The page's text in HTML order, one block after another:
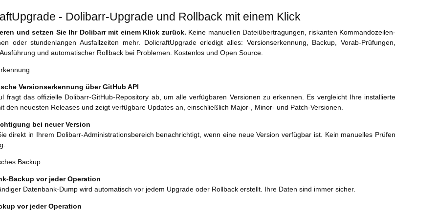
- Dolibarr-Upgrade und Rollback mit einem Klick
und setzen Sie Ihr Dolibarr mit einem Klick zurück. Keine manuellen Dateiübertragungen, riskanten Kommandozeilen-
oder stundenlangen Ausfallzeiten mehr. DolicraftUpgrade erledigt alles: Versionserkennung, Backup, Vorab-Prüfungen,
und automatischer Rollback bei Problemen. Kostenlos und Open Source.
Versionserkennung über GitHub API
fragt das offizielle Dolibarr-GitHub-Repository ab, um alle verfügbaren Versionen zu erkennen. Es vergleicht Ihre installierte
den neuesten Releases und zeigt verfügbare Updates an, einschließlich Major-, Minor- und Patch-Versionen.
bei neuer Version
direkt in Ihrem Dolibarr-Administrationsbereich benachrichtigt, wenn eine neue Version verfügbar ist. Kein manuelles Prüfen
Backup
Backup vor jeder Operation
Datenbank-Dump wird automatisch vor jedem Upgrade oder Rollback erstellt. Ihre Daten sind immer sicher.
vor jeder Operation